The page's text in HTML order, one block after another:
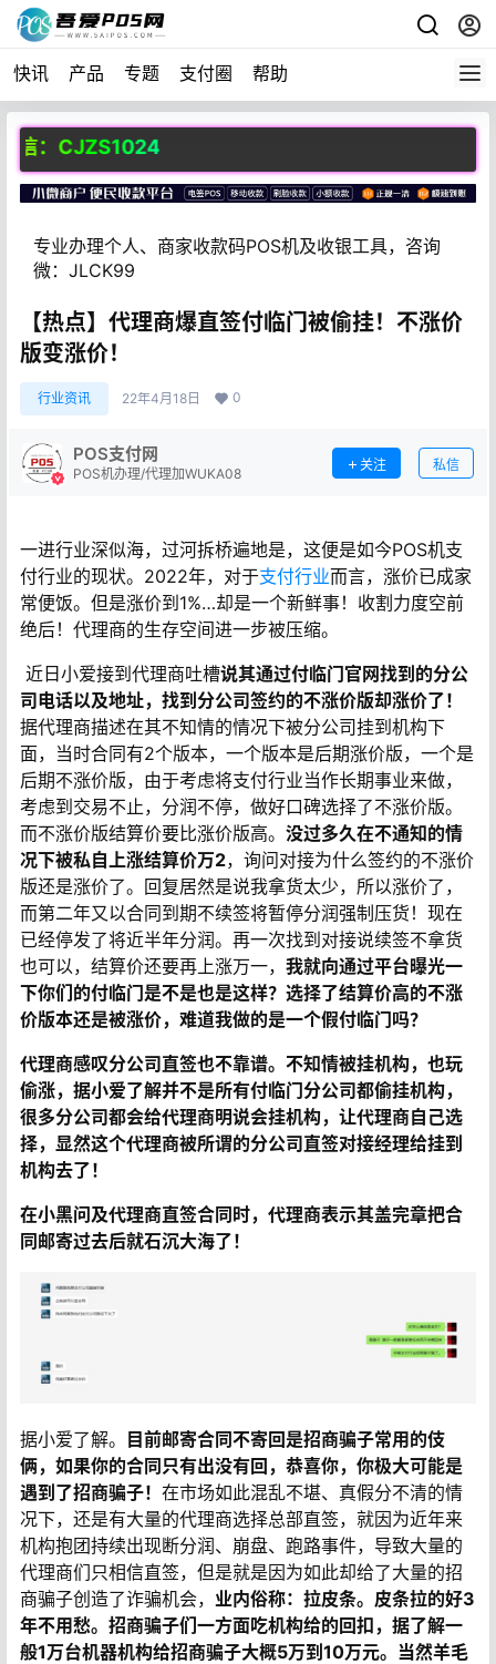
快讯 产品 专题 支付圈 帮助
：CJZS1024
专业办理个人、商家收款码POS机及收银工具，咨询
微：JLCK99
【热点】代理商爆直签付临门被偷挂！不涨价
版变涨价！
行业资讯 22年4月18日 0
POS支付网
POS机办理/代理加WUKA08
关注 私信
一进行业深似海，过河拆桥遍地是，这便是如今POS机支
付行业的现状。2022年，对于支付行业而言，涨价已成家
常便饭。但是涨价到1%…却是一个新鲜事！收割力度空前
绝后！代理商的生存空间进一步被压缩。
近日小爱接到代理商吐槽说其通过付临门官网找到的分公
司电话以及地址，找到分公司签约的不涨价版却涨价了！
据代理商描述在其不知情的情况下被分公司挂到机构下
面，当时合同有2个版本，一个版本是后期涨价版，一个是
后期不涨价版，由于考虑将支付行业当作长期事业来做，
考虑到交易不止，分润不停，做好口碑选择了不涨价版。
而不涨价版结算价要比涨价版高。 没过多久在不通知的情
况下被私自上涨结算价万2，询问对接为什么签约的不涨价
版还是涨价了。回复居然是说我拿货太少，所以涨价了，
而第二年又以合同到期不续签将暂停分润强制压货！现在
已经停发了将近半年分润。再一次找到对接说续签不拿货
也可以，结算价还要再上涨万一， 我就向通过平台曝光一
下你们的付临门是不是也是这样？选择了结算价高的不涨
价版本还是被涨价，难道我做的是一个假付临门吗？
代理商感叹分公司直签也不靠谱。不知情被挂机构，也玩
偷涨，据小爱了解并不是所有付临门分公司都偷挂机构，
很多分公司都会给代理商明说会挂机构，让代理商自己选
择， 显然这个代理商被所谓的分公司直签对接经理给挂到
机构去了！
在小黑问及代理商直签合同时， 代理商表示其盖完章把合
同邮寄过去后就石沉大海了！
据小爱了解。 目前邮寄合同不寄回是招商骗子常用的伎
俩， 如果你的合同只有出没有回，恭喜你，你极大可能是
遇到了招商骗子！ 在市场如此混乱不堪、真假分不清的情
况下，还是有大量的代理商选择总部直签，就因为近年来
机构抱团持续出现断分润、崩盘、跑路事件，导致大量的
代理商们只相信直签，但是就是因为如此却给了大量的招
商骗子创造了诈骗机会， 业内俗称： 拉皮条。 皮条拉的好3
年不用愁。招商骗子们一方面吃机构给的回扣，据了解一
般1万台机器机构给招商骗子大概5万到10万元。当然羊毛